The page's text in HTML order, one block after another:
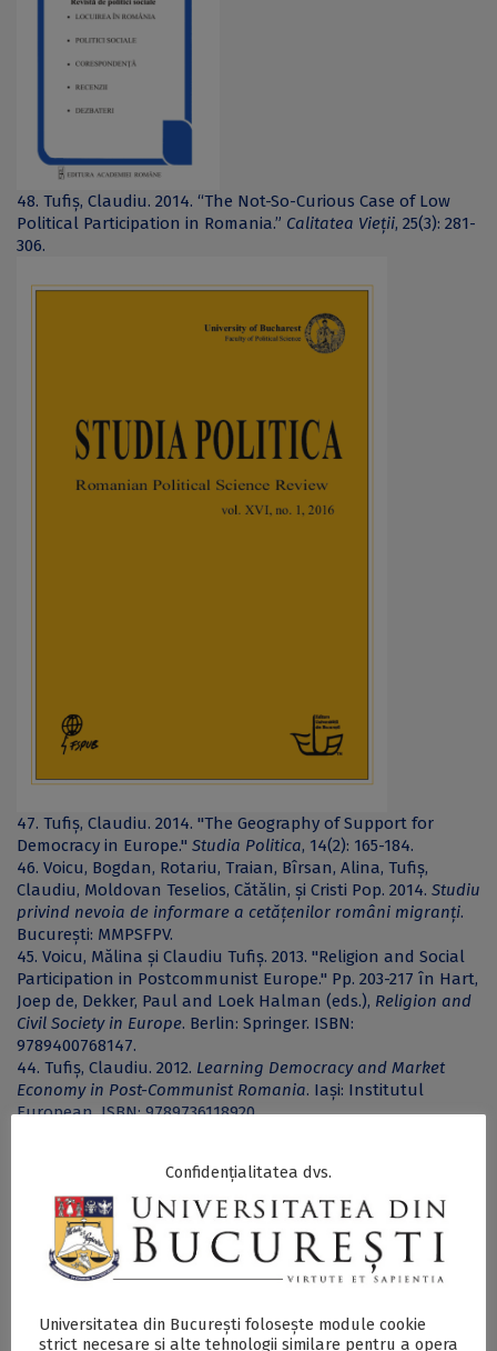
48. Tufiș, Claudiu. 2014. “The Not-So-Curious Case of Low
Political Participation in Romania.” Calitatea Vieții, 25(3): 281-
306.
47. Tufiș, Claudiu. 2014. "The Geography of Support for
Democracy in Europe." Studia Politica, 14(2): 165-184.
46. Voicu, Bogdan, Rotariu, Traian, Bîrsan, Alina, Tufiș,
Claudiu, Moldovan Teselios, Cătălin, și Cristi Pop. 2014. Studiu
privind nevoia de informare a cetățenilor români migranți.
București: MMPSFPV.
45. Voicu, Mălina și Claudiu Tufiș. 2013. "Religion and Social
Participation in Postcommunist Europe." Pp. 203-217 în Hart,
Joep de, Dekker, Paul and Loek Halman (eds.), Religion and
Civil Society in Europe. Berlin: Springer. ISBN:
9789400768147.
44. Tufiș, Claudiu. 2012. Learning Democracy and Market
Economy in Post-Communist Romania. Iași: Institutul
European. ISBN: 9789736118920.
Confidențialitatea dvs.
Universitatea din București folosește module cookie
strict necesare și alte tehnologii similare pentru a opera